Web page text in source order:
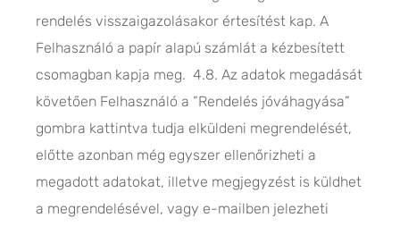
rendelés visszaigazolásakor értesítést kap. A
Felhasználó a papír alapú számlát a kézbesített
csomagban kapja meg. 4.8. Az adatok megadását
követően Felhasználó a ”Rendelés jóváhagyása”
gombra kattintva tudja elküldeni megrendelését,
előtte azonban még egyszer ellenőrizheti a
megadott adatokat, illetve megjegyzést is küldhet
a megrendelésével, vagy e-mailben jelezheti